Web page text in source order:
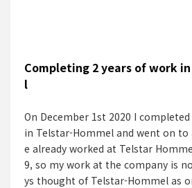
Completing 2 years of work
l
On December 1st 2020 I
in Telstar-Hommel and went on to
e already worked at Telstar
9, so my work at the company is
ys thought of Telstar-Hommel as